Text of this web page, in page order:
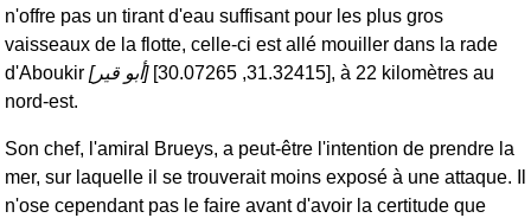
n'offre pas un tirant d'eau suffisant pour les plus gros
vaisseaux de la flotte, celle-ci est allé mouiller dans la rade
d'Aboukir [أبو قير][31.32415, 30.07265], à 22 kilomètres au
nord-est.
Son chef, l'amiral Brueys, a peut-être l'intention de prendre la
mer, sur laquelle il se trouverait moins exposé à une attaque. Il
n'ose cependant pas le faire avant d'avoir la certitude que